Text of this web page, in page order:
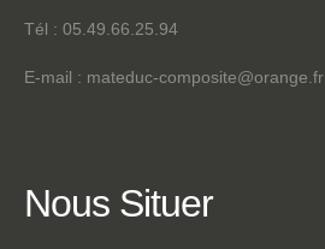
Tél : 05.49.66.25.94
E-mail : mateduc-composite@orange.fr
Nous Situer